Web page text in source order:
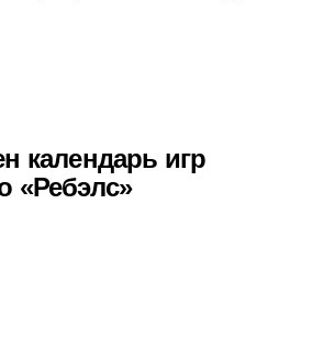
календарь игр
«Ребэлс»